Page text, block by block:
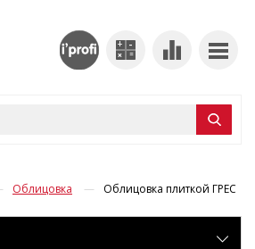
Облицовка Облицовка плиткой ГРЕС